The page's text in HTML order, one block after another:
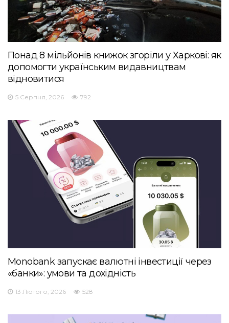
Понад 8 мільйонів книжок згоріли у Харкові: як
допомогти українським видавництвам
відновитися
5 Серпня, 2026 792
Monobank запускає валютні інвестиції через
«банки»: умови та дохідність
13 Лютого, 2026 528